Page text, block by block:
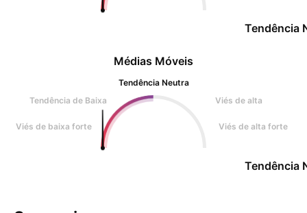
Tendência
Médias Móveis
Tendência Neutra
Tendência de Baixa
Viés de alta
Viés de baixa forte Viés de alta forte
Tendência